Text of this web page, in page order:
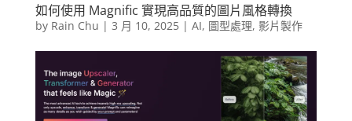
如何使用 Magnific 實現高品質的圖片風格轉換​
by Rain Chu | 3 月 10, 2025| AI, 圖型處理, 影片製作